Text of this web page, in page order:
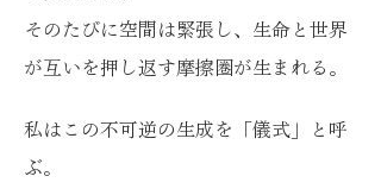
そのたびに空間は緊張し、生命と世界
が互いを押し返す摩擦圏が生まれる。
私はこの不可逆の生成を「儀式」と呼
ぶ。